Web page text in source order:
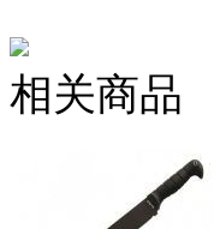
相关商品